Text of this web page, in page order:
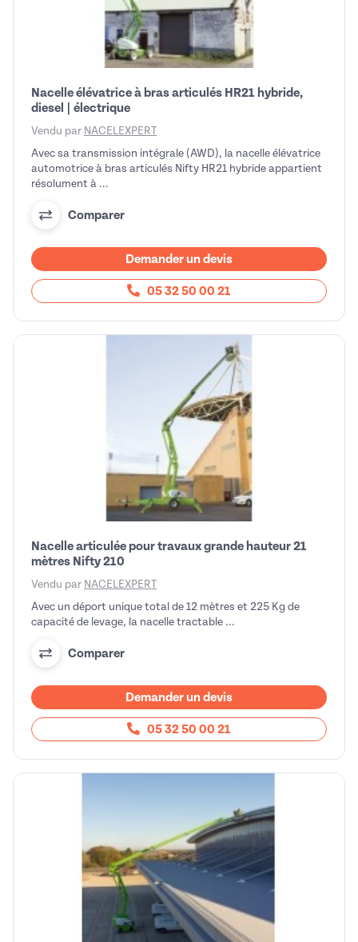
Nacelle élévatrice à bras articulés HR21 hybride,
diesel | électrique
Vendu par NACELEXPERT
Avec sa transmission intégrale (AWD), la nacelle élévatrice
automotrice à bras articulés Nifty HR21 hybride appartient
résolument à ...
Comparer
Demander un devis
05 32 50 00 21
Nacelle articulée pour travaux grande hauteur 21
mètres Nifty 210
Vendu par NACELEXPERT
Avec un déport unique total de 12 mètres et 225 Kg de
capacité de levage, la nacelle tractable ...
Comparer
Demander un devis
05 32 50 00 21